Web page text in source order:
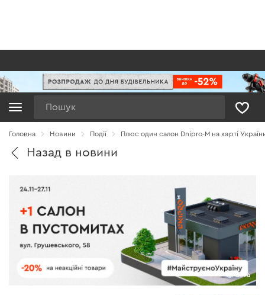
Головна Новини Події Плюс один салон Dnipro-M на карті
Назад в новини
4094